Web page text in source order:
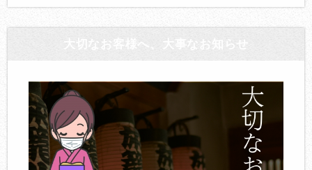
大切なお客様へ、大事なお知らせ